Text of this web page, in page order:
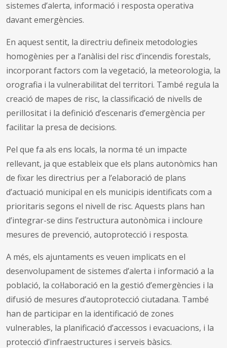
sistemes d’alerta, informació i resposta operativa
davant emergències.
En aquest sentit, la directriu defineix metodologies
homogènies per a l’anàlisi del risc d’incendis forestals,
incorporant factors com la vegetació, la meteorologia, la
orografia i la vulnerabilitat del territori. També regula la
creació de mapes de risc, la classificació de nivells de
perillositat i la definició d’escenaris d’emergència per
facilitar la presa de decisions.
Pel que fa als ens locals, la norma té un impacte
rellevant, ja que estableix que els plans autonòmics han
de fixar les directrius per a l’elaboració de plans
d’actuació municipal en els municipis identificats com a
prioritaris segons el nivell de risc. Aquests plans han
d’integrar-se dins l’estructura autonòmica i incloure
mesures de prevenció, autoprotecció i resposta.
A més, els ajuntaments es veuen implicats en el
desenvolupament de sistemes d’alerta i informació a la
població, la col·laboració en la gestió d’emergències i la
difusió de mesures d’autoprotecció ciutadana. També
han de participar en la identificació de zones
vulnerables, la planificació d’accessos i evacuacions, i la
protecció d’infraestructures i serveis bàsics.